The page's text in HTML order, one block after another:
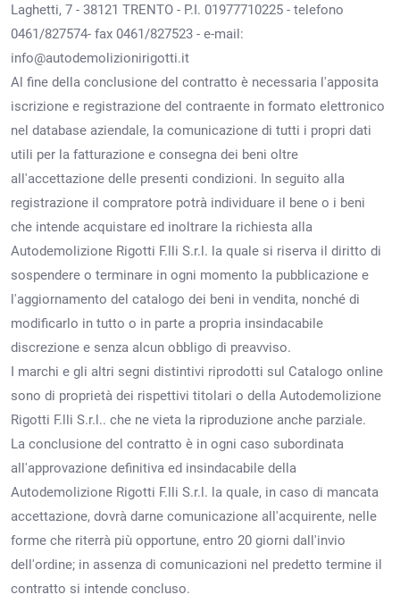
Laghetti, 7 - 38121 TRENTO - P.I. 01977710225 - telefono
0461/827574- fax 0461/827523 - e-mail:
info@autodemolizionirigotti.it
Al fine della conclusione del contratto è necessaria l'apposita
iscrizione e registrazione del contraente in formato elettronico
nel database aziendale, la comunicazione di tutti i propri dati
utili per la fatturazione e consegna dei beni oltre
all'accettazione delle presenti condizioni. In seguito alla
registrazione il compratore potrà individuare il bene o i beni
che intende acquistare ed inoltrare la richiesta alla
Autodemolizione Rigotti F.lli S.r.l. la quale si riserva il diritto di
sospendere o terminare in ogni momento la pubblicazione e
l'aggiornamento del catalogo dei beni in vendita, nonché di
modificarlo in tutto o in parte a propria insindacabile
discrezione e senza alcun obbligo di preavviso.
I marchi e gli altri segni distintivi riprodotti sul Catalogo online
sono di proprietà dei rispettivi titolari o della Autodemolizione
Rigotti F.lli S.r.l.. che ne vieta la riproduzione anche parziale.
La conclusione del contratto è in ogni caso subordinata
all'approvazione definitiva ed insindacabile della
Autodemolizione Rigotti F.lli S.r.l. la quale, in caso di mancata
accettazione, dovrà darne comunicazione all'acquirente, nelle
forme che riterrà più opportune, entro 20 giorni dall'invio
dell'ordine; in assenza di comunicazioni nel predetto termine il
contratto si intende concluso.